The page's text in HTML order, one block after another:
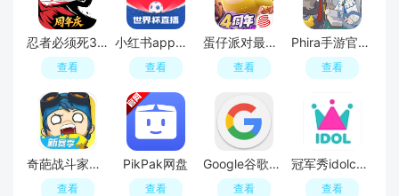
忍者必须死3官方正版
查看
小红书app最新版本
查看
蛋仔派对最新版
查看
Phira手游官方安卓版
查看
奇葩战斗家游戏官方正版
查看
PikPak网盘
查看
Google谷歌官方app
查看
冠军秀idolchamp官方登录入口
查看